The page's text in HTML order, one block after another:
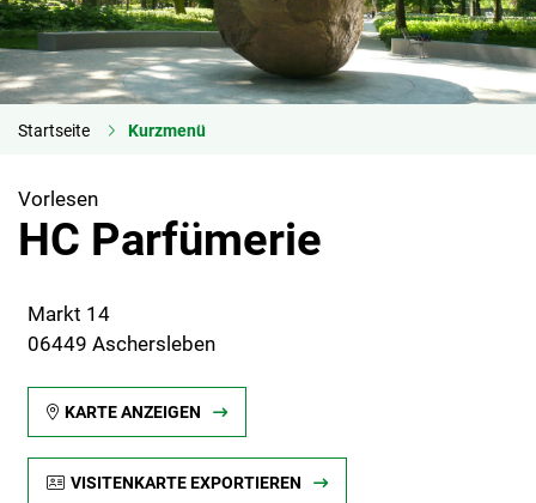
Startseite Kurzmenü
Vorlesen
HC Parfümerie
Markt 14
06449 Aschersleben
KARTE ANZEIGEN
VISITENKARTE EXPORTIEREN